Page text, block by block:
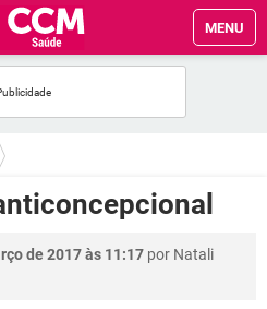
MENU
de 2017 às 11:17 por Natali